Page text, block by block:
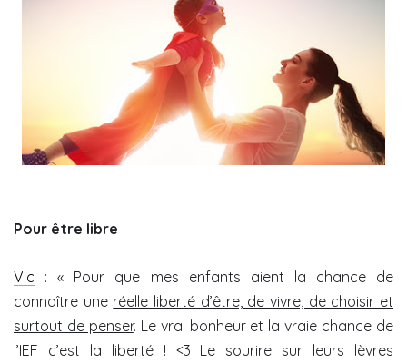
Pour être libre
Vic : « Pour que mes enfants aient la chance de
connaître une réelle liberté d’être, de vivre, de choisir et
surtout de penser. Le vrai bonheur et la vraie chance de
l’IEF c’est la liberté ! <3 Le sourire sur leurs lèvres